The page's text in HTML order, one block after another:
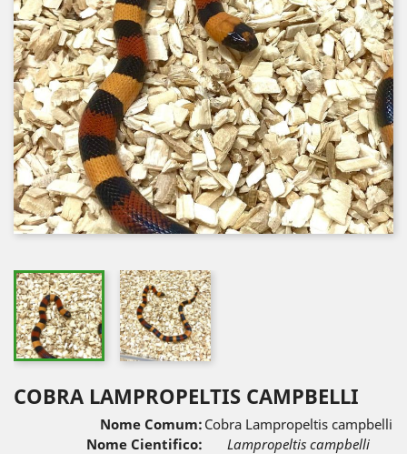
COBRA LAMPROPELTIS CAMPBELLI
Nome Comum: Cobra Lampropeltis campbelli
Nome Cientifico:
Lampropeltis campbelli